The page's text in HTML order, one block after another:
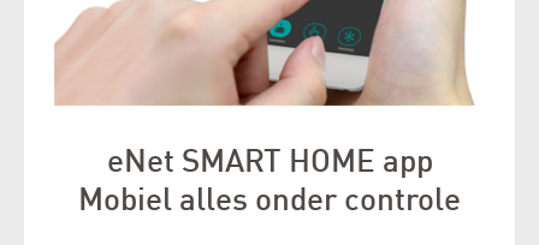
eNet SMART HOME app
Mobiel alles onder controle